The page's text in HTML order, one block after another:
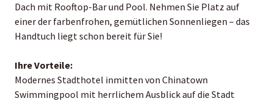
Dach mit Rooftop-Bar und Pool. Nehmen Sie Platz auf
einer der farbenfrohen, gemütlichen Sonnenliegen – das
Handtuch liegt schon bereit für Sie!
Ihre Vorteile:
Modernes Stadthotel inmitten von Chinatown
Swimmingpool mit herrlichem Ausblick auf die Stadt